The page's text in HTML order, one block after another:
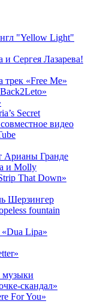
"Yellow Light"
Сергея Лазарева!
трек «Free Me»
Secret
видео
Арианы Гранде
и Molly
That Down»
Шерзингер
fountain
Lipa»
музыки
скандал»
For You»